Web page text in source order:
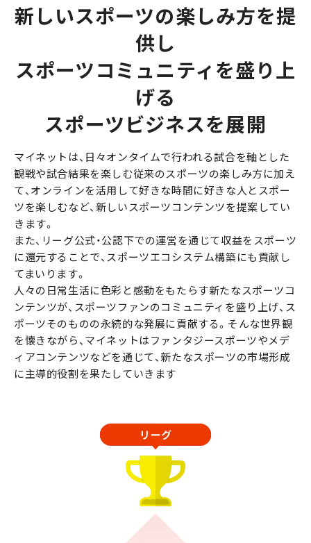
新しいスポーツの楽しみ方を提
供し
スポーツコミュニティを盛り上
げる
スポーツビジネスを展開
マイネットは、日々オンタイムで行われる試合を軸とした
観戦や試合結果を楽しむ従来のスポーツの楽しみ方に加え
て、オンラインを活用して好きな時間に好きな人とスポー
ツを楽しむなど、新しいスポーツコンテンツを提案してい
きます。
また、リーグ公式・公認下での運営を通じて収益をスポーツ
に還元することで、スポーツエコシステム構築にも貢献し
てまいります。
人々の日常生活に色彩と感動をもたらす新たなスポーツコ
ンテンツが、スポーツファンのコミュニティを盛り上げ、ス
ポーツそのものの永続的な発展に貢献する。そんな世界観
を懐きながら、マイネットはファンタジースポーツやメデ
ィアコンテンツなどを通じて、新たなスポーツの市場形成
に主導的役割を果たしていきます